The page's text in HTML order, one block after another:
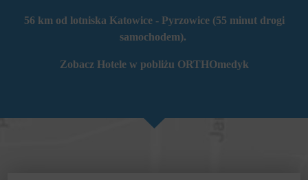
56 km od lotniska Katowice - Pyrzowice (55 minut drogi
samochodem).
Zobacz Hotele w pobliżu ORTHOmedyk